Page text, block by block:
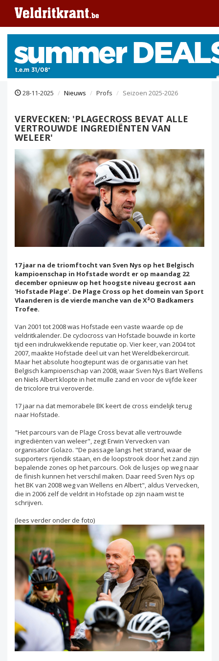
28-11-2025 Nieuws Profs Seizoen 2025-2026
VERVECKEN: 'PLAGECROSS BEVAT ALLE
VERTROUWDE INGREDIËNTEN VAN
WELEER'
17 jaar na de triomftocht van Sven Nys op het Belgisch
kampioenschap in Hofstade wordt er op maandag 22
december opnieuw op het hoogste niveau gecrost aan
'Hofstade Plage'. De Plage Cross op het domein van Sport
Vlaanderen is de vierde manche van de X²O Badkamers
Trofee.
Van 2001 tot 2008 was Hofstade een vaste waarde op de
veldritkalender. De cyclocross van Hofstade bouwde in korte
tijd een indrukwekkende reputatie op. Vier keer, van 2004 tot
2007, maakte Hofstade deel uit van het Wereldbekercircuit.
Maar het absolute hoogtepunt was de organisatie van het
Belgisch kampioenschap van 2008, waar Sven Nys Bart Wellens
en Niels Albert klopte in het mulle zand en voor de vijfde keer
de tricolore trui veroverde.
17 jaar na dat memorabele BK keert de cross eindelijk terug
naar Hofstade.
"Het parcours van de Plage Cross bevat alle vertrouwde
ingrediënten van weleer", zegt Erwin Vervecken van
organisator Golazo. "De passage langs het strand, waar de
supporters rijendik staan, en de loopstrook door het zand zijn
bepalende zones op het parcours. Ook de lusjes op weg naar
de finish kunnen het verschil maken. Daar reed Sven Nys op
het BK van 2008 weg van Wellens en Albert", aldus Vervecken,
die in 2006 zelf de veldrit in Hofstade op zijn naam wist te
schrijven.
(lees verder onder de foto)